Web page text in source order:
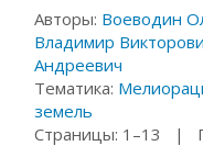
Авторы: Воеводин
Владимир
Андреевич
Тематика:
земель
Страницы: 1–13 |